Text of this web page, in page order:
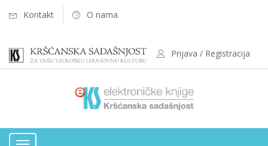
Kontakt O nama
Prijava / Registracija